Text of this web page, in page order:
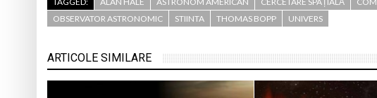
OBSERVATOR ASTRONOMIC
STIINTA THOMAS BOPP UNIVERS
ARTICOLE SIMILARE